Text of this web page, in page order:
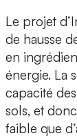
Le projet
de hausse
en
énergie. La
capacité
sols, et
faible que